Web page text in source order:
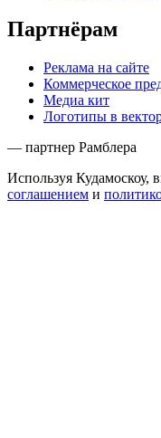
Партнёрам
Реклама на сайте
Коммерческое
Медиа кит
Логотипы в
— партнер Рамблера
Используя Кудамоскоу,
соглашением и